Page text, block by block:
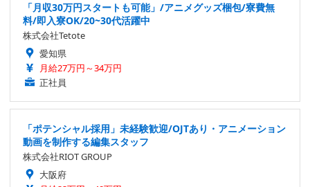
「月収30万円スタートも可能」/アニメグッズ梱包/寮費無
料/即入寮OK/20~30代活躍中
株式会社Tetote
愛知県
月給27万円～34万円
正社員
「ポテンシャル採用」未経験歓迎/OJTあり・アニメーション
動画を制作する編集スタッフ
株式会社RIOT GROUP
大阪府